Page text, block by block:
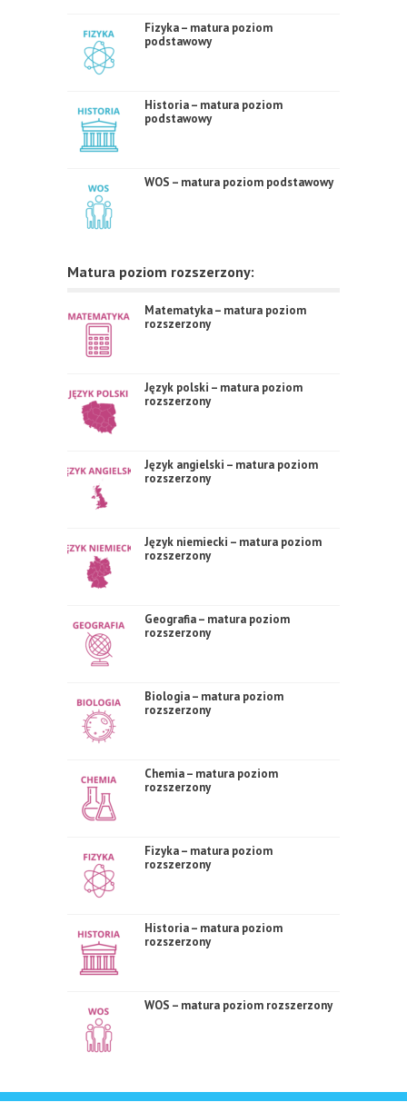
Fizyka – matura poziom
podstawowy
Historia – matura poziom
podstawowy
WOS – matura poziom podstawowy
Matura poziom rozszerzony:
Matematyka – matura poziom
rozszerzony
Język polski – matura poziom
rozszerzony
Język angielski – matura poziom
rozszerzony
Język niemiecki – matura poziom
rozszerzony
Geografia – matura poziom
rozszerzony
Biologia – matura poziom
rozszerzony
Chemia – matura poziom
rozszerzony
Fizyka – matura poziom
rozszerzony
Historia – matura poziom
rozszerzony
WOS – matura poziom rozszerzony